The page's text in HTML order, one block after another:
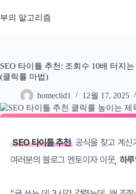
문
뛰
기
부의 알고리즘
SEO 타이틀 추천: 조회수 10배 터지
(클릭률 마법)
homeclid1 12월 17, 2025
SEO 타이틀 추천 공식을 찾고 계신
여러분의 블로그 멘토이자 이웃, 하루